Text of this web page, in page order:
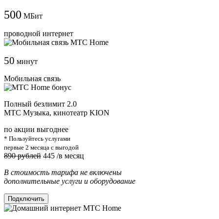
500 МБит
проводной интернет
50 минут
Мобильная связь
Полный безлимит 2.0
МТС Музыка, кинотеатр KION
по акции выгоднее
* Пользуйтесь услугами
первые 2 месяца с выгодой
890 рублей 445 /в месяц
В стоимость тарифа не включены
дополнительные услуги и оборудование
Подключить